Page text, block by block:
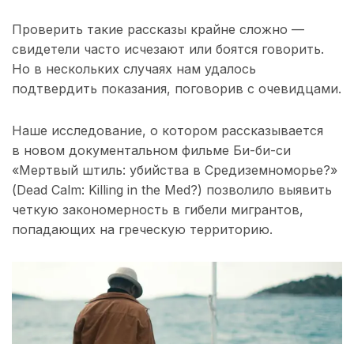
Проверить такие рассказы крайне сложно —
свидетели часто исчезают или боятся говорить.
Но в нескольких случаях нам удалось
подтвердить показания, поговорив с очевидцами.
Наше исследование, о котором рассказывается
в новом документальном фильме Би-би-си
«Мертвый штиль: убийства в Средиземноморье?»
(Dead Calm: Killing in the Med?) позволило выявить
четкую закономерность в гибели мигрантов,
попадающих на греческую территорию.